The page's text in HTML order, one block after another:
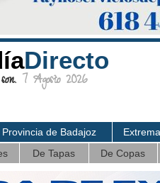
Directo
7 Agosto 2026
Provincia de Badajoz
De Tapas De Copas